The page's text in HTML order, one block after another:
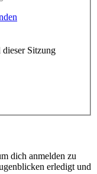
Sitzung
dich anmelden zu
erledigt und